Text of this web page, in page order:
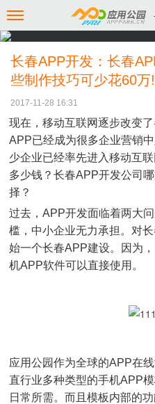
长春APP开发：长春
些制作技巧可少花60万!
2017-11-28 16:31
现在，移动互联网逐步改变
APP已经成为很多企业营销
少企业已经率先进入移动互
多少钱？长春APP开发公司
择？
过去，APP开发面临着两大
槛，中小企业无力承担。对
始一个长春APP建设。因为
机APP软件可以直接使用。
应用公园作为全球的APP在
直行业多种类型的手机APP
日常所需。而且模板内部的